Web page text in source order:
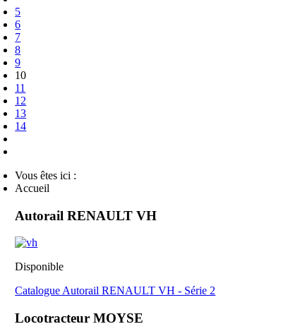
5
6
7
8
9
10
11
12
13
14
Vous êtes ici :
Accueil
Autorail RENAULT VH
Disponible
Catalogue Autorail RENAULT VH - Série 2
Locotracteur MOYSE